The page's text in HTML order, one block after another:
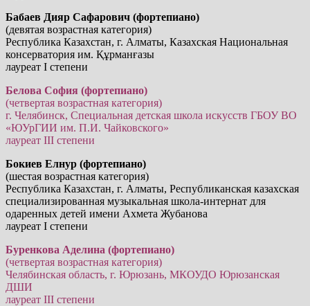
Бабаев Дияр Сафарович (фортепиано)
(девятая возрастная категория)
Республика Казахстан, г. Алматы, Казахская Национальная
консерватория им. Құрманғазы
лауреат I степени
Белова София (фортепиано)
(четвертая возрастная категория)
г. Челябинск, Специальная детская школа искусств ГБОУ ВО
«ЮУрГИИ им. П.И. Чайковского»
лауреат III степени
Бокиев Елнур (фортепиано)
(шестая возрастная категория)
Республика Казахстан, г. Алматы, Республиканская казахская
специализированная музыкальная школа-интернат для
одаренных детей имени Ахмета Жубанова
лауреат I степени
Буренкова Аделина (фортепиано)
(четвертая возрастная категория)
Челябинская область, г. Юрюзань, МКОУДО Юрюзанская
ДШИ
лауреат III степени